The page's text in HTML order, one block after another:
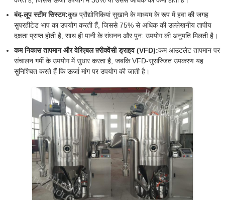
बंद-लूप स्टीम सिस्टम:कुछ प्रौद्योगिकियां सुखाने के माध्यम के रूप में हवा की जगह
सुपरहीटेड भाप का उपयोग करती हैं, जिससे 75% से अधिक की उल्लेखनीय तापीय
दक्षता प्राप्त होती है, साथ ही पानी के संघनन और पुन: उपयोग की अनुमति मिलती है।
कम निकास तापमान और वेरिएबल फ़्रीक्वेंसी ड्राइव (VFD):कम आउटलेट तापमान पर
संचालन गर्मी के उपयोग में सुधार करता है, जबकि VFD-सुसज्जित उपकरण यह
सुनिश्चित करते हैं कि ऊर्जा मांग पर उपयोग की जाती है।